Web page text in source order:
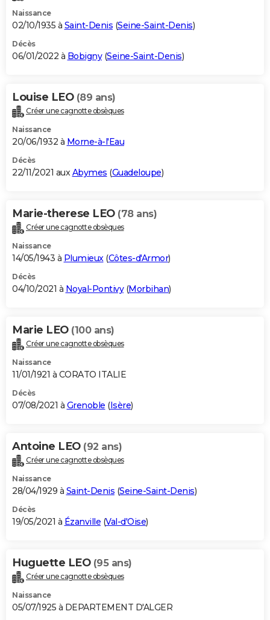
Naissance
02/10/1935 à Saint-Denis (Seine-Saint-Denis)
Décès
06/01/2022 à Bobigny(Seine-Saint-Denis)
Louise LEO (89 ans)
Créer une cagnotte obsèques
Naissance
20/06/1932 à Morne-à-l'Eau
Décès
22/11/2021 auxAbymes (Guadeloupe)
Marie-therese LEO (78 ans)
Créer une cagnotte obsèques
Naissance
14/05/1943 à Plumieux(Côtes-d'Armor)
Décès
04/10/2021 à Noyal-Pontivy(Morbihan)
Marie LEO (100 ans)
Créer une cagnotte obsèques
Naissance
11/01/1921 à CORATO ITALIE
Décès
07/08/2021 à Grenoble (Isère)
Antoine LEO (92 ans)
Créer une cagnotte obsèques
Naissance
28/04/1929 à Saint-Denis (Seine-Saint-Denis)
Décès
19/05/2021 à Ézanville (Val-d'Oise)
Huguette LEO (95 ans)
Créer une cagnotte obsèques
Naissance
05/07/1925 à DEPARTEMENT D'ALGER